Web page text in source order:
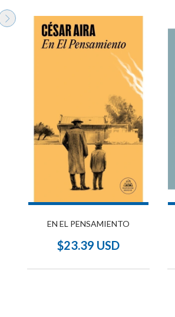
EN EL PENSAMIENTO
$23.39 USD